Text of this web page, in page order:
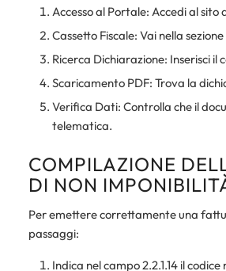
Accesso al Portale: Accedi al sito
Cassetto Fiscale: Vai nella
Ricerca Dichiarazione: Inserisci
Scaricamento PDF: Trova la
Verifica Dati: Controlla che il
telematica.
COMPILAZIONE
DI NON
Per emettere correttamente una
passaggi:
Indica nel campo 2.2.1.14 il